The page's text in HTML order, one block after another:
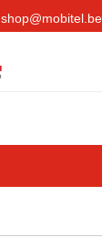
shop@mobitel.be